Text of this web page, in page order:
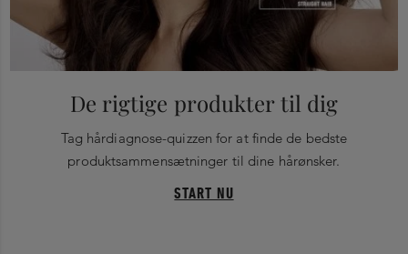
De rigtige produkter til dig
Tag hårdiagnose-quizzen for at finde de bedste
produktsammensætninger til dine hårønsker.
START NU